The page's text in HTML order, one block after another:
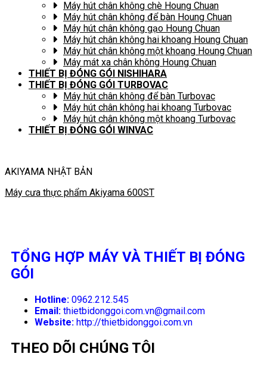
Máy hút chân không chè Houng Chuan
Máy hút chân không để bàn Houng Chuan
Máy hút chân không gạo Houng Chuan
Máy hút chân không hai khoang Houng Chuan
Máy hút chân không một khoang Houng Chuan
Máy mát xa chân không Houng Chuan
THIẾT BỊ ĐÓNG GÓI NISHIHARA
THIẾT BỊ ĐÓNG GÓI TURBOVAC
Máy hút chân không để bàn Turbovac
Máy hút chân không hai khoang Turbovac
Máy hút chân không một khoang Turbovac
THIẾT BỊ ĐÓNG GÓI WINVAC
AKIYAMA NHẬT BẢN
Máy cưa thực phẩm Akiyama 600ST
TỔNG HỢP MÁY VÀ THIẾT BỊ ĐÓNG
GÓI
Hotline: 0962.212.545
Email: thietbidonggoi.com.vn@gmail.com
Website: http://thietbidonggoi.com.vn
THEO DÕI CHÚNG TÔI